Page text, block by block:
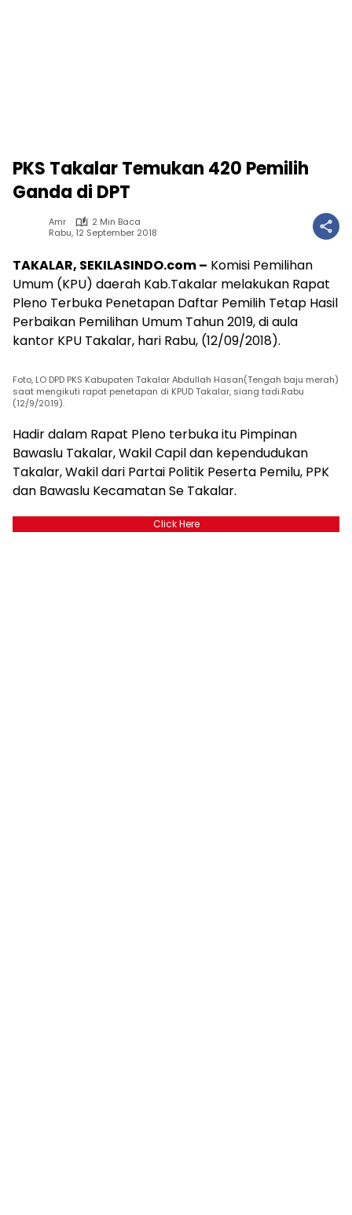
PKS Takalar Temukan 420 Pemilih
Ganda di DPT
Amr
2 Min Baca
Rabu, 12 September 2018
TAKALAR, SEKILASINDO.com – Komisi Pemilihan
Umum (KPU) daerah Kab.Takalar melakukan Rapat
Pleno Terbuka Penetapan Daftar Pemilih Tetap Hasil
Perbaikan Pemilihan Umum Tahun 2019, di aula
kantor KPU Takalar, hari Rabu, (12/09/2018).
Foto, LO DPD PKS Kabupaten Takalar Abdullah Hasan(Tengah baju merah)
saat mengikuti rapat penetapan di KPUD Takalar, siang tadi.Rabu
(12/9/2019).
Hadir dalam Rapat Pleno terbuka itu Pimpinan
Bawaslu Takalar, Wakil Capil dan kependudukan
Takalar, Wakil dari Partai Politik Peserta Pemilu, PPK
dan Bawaslu Kecamatan Se Takalar.
Click Here